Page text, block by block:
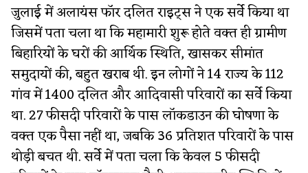
जुलाई में अलायंस फॉर दलित राइट्स ने एक सर्वे किया था
जिसमें पता चला था कि महामारी शुरू होते वक्त ही ग्रामीण
बिहारियों के घरों की आर्थिक स्थिति, खासकर सीमांत
समुदायों की, बहुत खराब थी. इन लोगों ने 14 राज्य के 112
गांव में 1400 दलित और आदिवासी परिवारों का सर्वे किया
था. 27 फीसदी परिवारों के पास लॉकडाउन की घोषणा के
वक्त एक पैसा नहीं था, जबकि 36 प्रतिशत परिवारों के पास
थोड़ी बचत थी. सर्वे में पता चला कि केवल 5 फीसदी